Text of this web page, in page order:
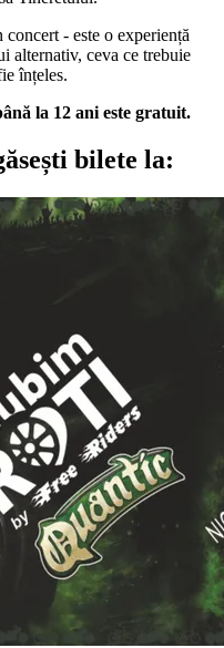
concert - este o experiență
alternativ, ceva ce trebuie
înțeles.
la 12 ani este gratuit.
bilete la: